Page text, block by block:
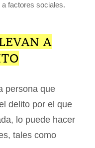
factores sociales.
A
persona que
delito por el que
lo puede hacer
tales como